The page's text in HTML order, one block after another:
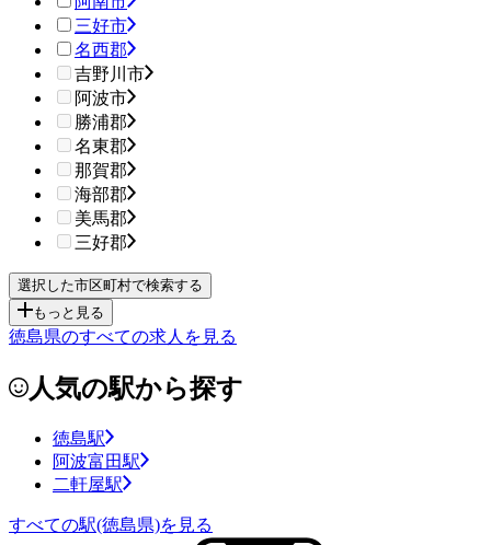
三好市
名西郡
吉野川市
阿波市
勝浦郡
名東郡
那賀郡
海部郡
美馬郡
三好郡
もっと見る
徳島県のすべての求人を見る
人気の駅から探す
徳島駅
阿波富田駅
二軒屋駅
すべての駅(徳島県)を見る